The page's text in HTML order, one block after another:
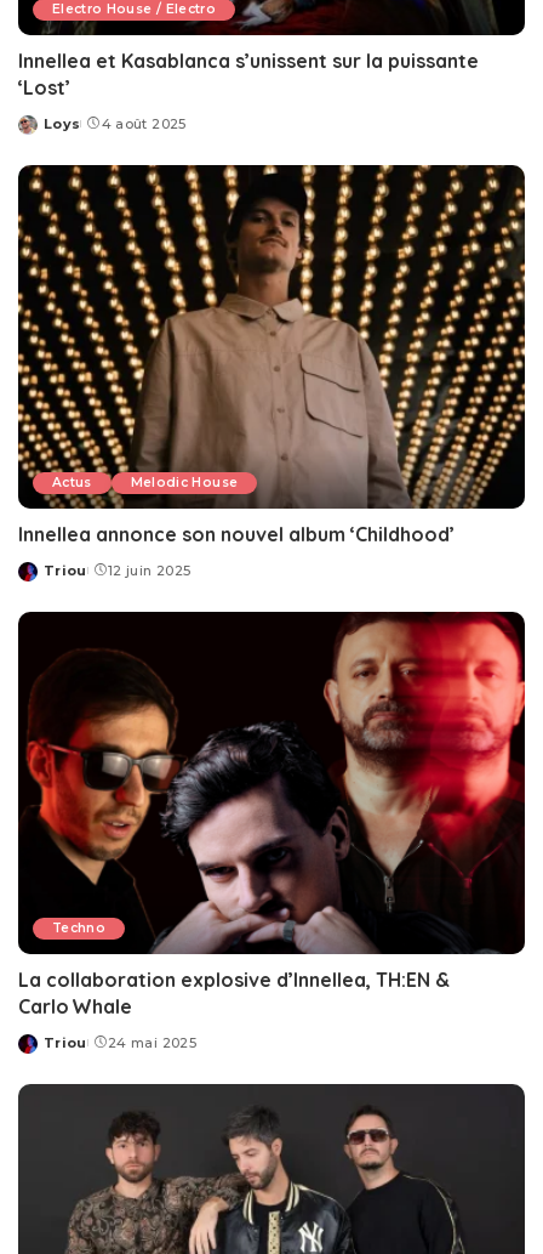
Electro House / Electro
Innellea et Kasablanca s’unissent sur la puissante
‘Lost’
Posted
Loys 4 août 2025
Actus Melodic House
Innellea annonce son nouvel album ‘Childhood’
Posted
Triou 12 juin 2025
Techno
La collaboration explosive d’Innellea, TH:EN &
Carlo Whale
Posted
Triou 24 mai 2025